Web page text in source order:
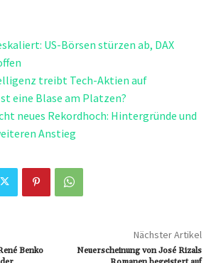
US-Börsen stürzen ab, DAX
treibt Tech-Aktien auf
eine Blase am Platzen?
neues Rekordhoch: Hintergründe und
Anstieg
Benko
Nächster Artikel
Neuerscheinung von José Rizals